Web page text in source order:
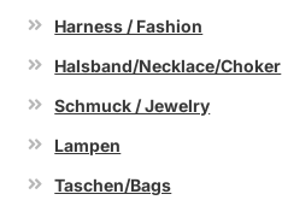
Harness / Fashion
Halsband/Necklace/Choker
Schmuck / Jewelry
Lampen
Taschen/Bags